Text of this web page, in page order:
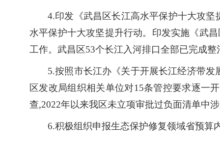
4.印发《武昌区长江高水平保护十大攻
水平保护十大攻坚提升行动。印发实施《武
工作。武昌区53个长江入河排口全部已完成
5.按照市长江办《关于开展长江经济带发
区发改局组织相关单位对15条管控要求逐一
查,2022年以来我区未立项审批过负面清单中
6.积极组织申报生态保护修复领域省预算